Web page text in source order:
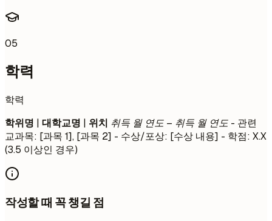
05
학력
학력
학위명 | 대학교명 | 위치 취득 월 연도 – 취득 월 연도 - 관련
교과목: [과목 1], [과목 2] - 수상/포상: [수상 내용] - 학점: X.X
(3.5 이상인 경우)
작성할 때 꼭 챙길 점